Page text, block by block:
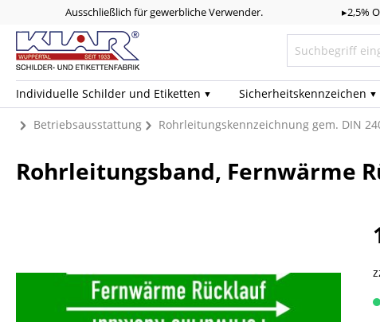
Ausschließlich für gewerbliche Verwender. ▸2,5%
Individuelle Schilder und Etiketten Sicherheits­kennzeichen
Betriebsausstattung Rohrleitungskennzeichnung gem. DIN
Rohrleitungsband, Fernwärme